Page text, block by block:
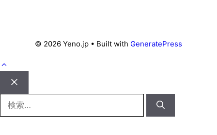
© 2026 Yeno.jp • Built with GeneratePress
Close
索: